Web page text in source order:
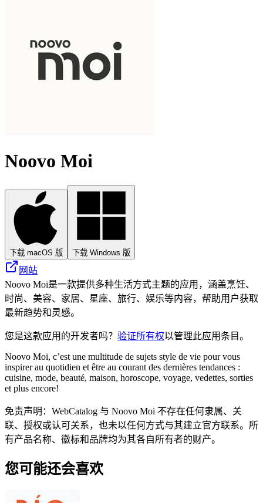
Noovo Moi
下载 macOS 版 下载 Windows 版
网站
Noovo Moi是一款提供多种生活方式主题的应用，涵盖烹饪、
时尚、美容、家居、星座、旅行、娱乐等内容，帮助用户获取
最新趋势和灵感。
您是这款应用的开发者吗？ 验证所有权以管理此应用条目。
Noovo Moi, c’est une multitude de sujets style de vie pour vous
inspirer au quotidien et être au courant des dernières tendances :
cuisine, mode, beauté, maison, horoscope, voyage, vedettes, sorties
et plus encore!
免责声明：WebCatalog 与 Noovo Moi 不存在任何隶属、关
联、授权或认可关系，也未以任何方式与其建立官方联系。所
有产品名称、徽标和品牌均为其各自所有者的财产。
您可能还会喜欢